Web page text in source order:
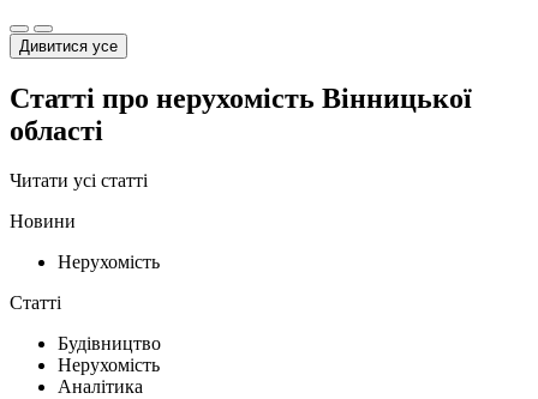
Дивитися усе
Статті про нерухомість Вінницької
області
Читати усі статті
Новини
Нерухомість
Статті
Будівництво
Нерухомість
Аналітика